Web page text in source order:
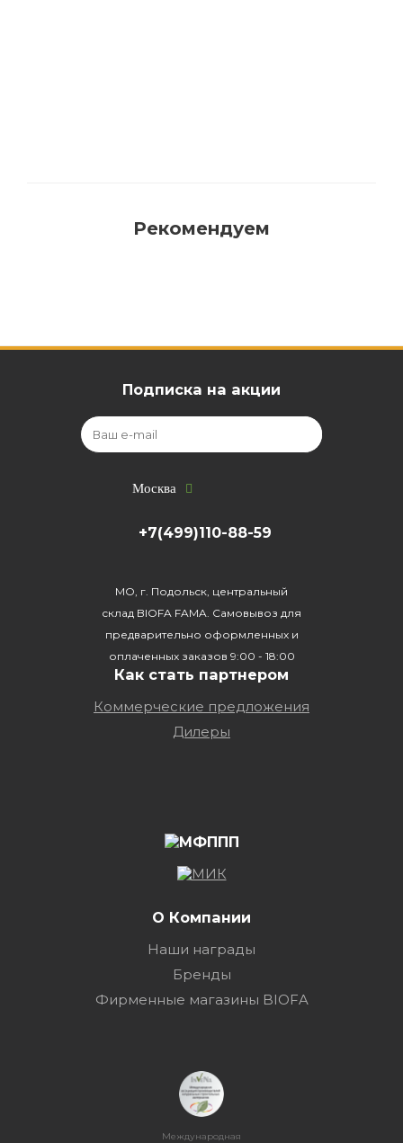
Рекомендуем
Подписка на акции
Москва
+7(499)110-88-59
МО, г. Подольск, центральный
склад BIOFA FAMA. Самовывоз для
предварительно оформленных и
оплаченных заказов 9:00 - 18:00
Как стать партнером
Коммерческие предложения
Дилеры
О Компании
Наши награды
Бренды
Фирменные магазины BIOFA
Международная